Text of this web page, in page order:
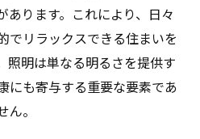
あります。これにより、日々
でリラックスできる住まいを
照明は単なる明るさを提供す
にも寄与する重要な要素であ
。